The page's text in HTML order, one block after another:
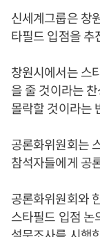
신세계그룹은 창
타필드 입점을 추
창원시에서는 스
을 줄 것이라는
몰락할 것이라는
공론화위원회는
참석자들에게 공
공론화위원회와
스타필드 입점 논